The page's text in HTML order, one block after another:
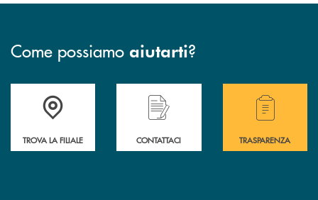
Come possiamo aiutarti?
Accedi all' elenco completo delle filiali .
TROVA LA FILIALE
Hai bisogno di assistenza immediata?
CONTATTACI
Hai bisogno di
TRASPARENZA